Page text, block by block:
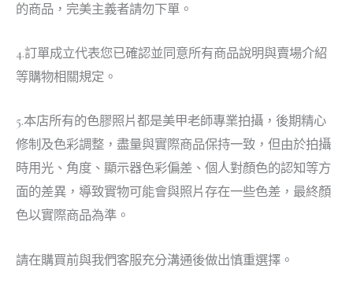
的商品，完美主義者請勿下單。
4.訂單成立代表您已確認並同意所有商品說明與賣場介紹
等購物相關規定。
5.本店所有的色膠照片都是美甲老師專業拍攝，後期精心
修制及色彩調整，盡量與實際商品保持一致，但由於拍攝
時用光、角度、顯示器色彩偏差、個人對顏色的認知等方
面的差異，導致實物可能會與照片存在一些色差，最終顏
色以實際商品為準。
請在購買前與我們客服充分溝通後做出慎重選擇。